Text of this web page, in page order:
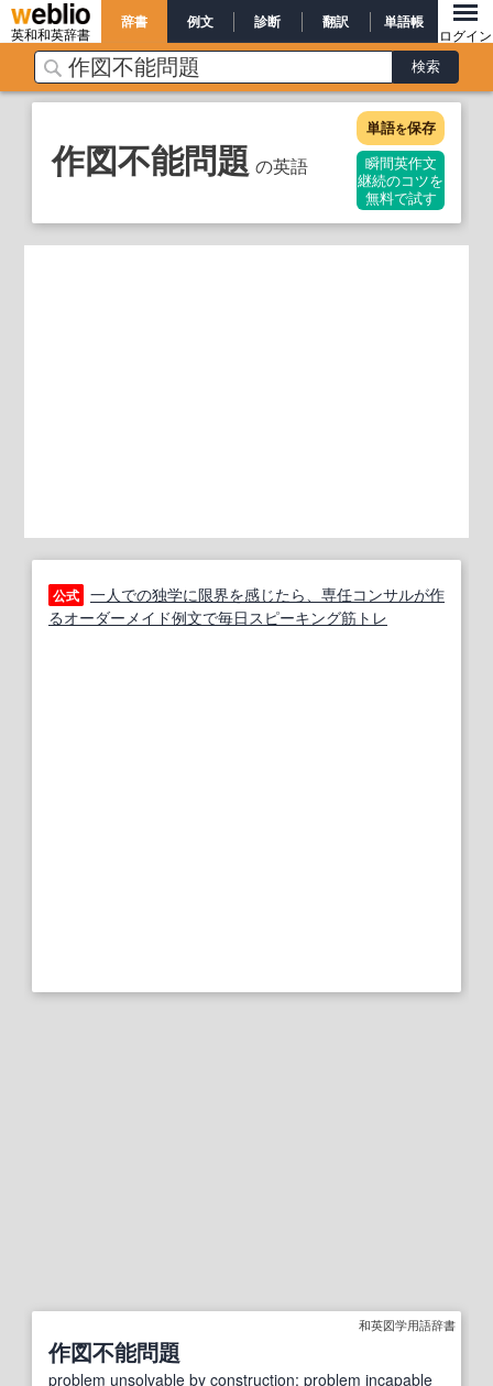
英和和英辞書
辞書 例文 診断 翻訳 単語帳
ログイン
作図不能問題 の英語
単語を保存
瞬間英作文
継続のコツを
無料で試す
公式 一人での独学に限界を感じたら、専任コンサルが作
るオーダーメイド例文で毎日スピーキング筋トレ
和英図学用語辞書
作図不能問題
problem unsolvable by construction; problem incapable